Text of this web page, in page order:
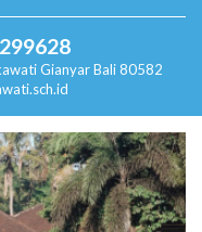
Gianyar Bali 80582